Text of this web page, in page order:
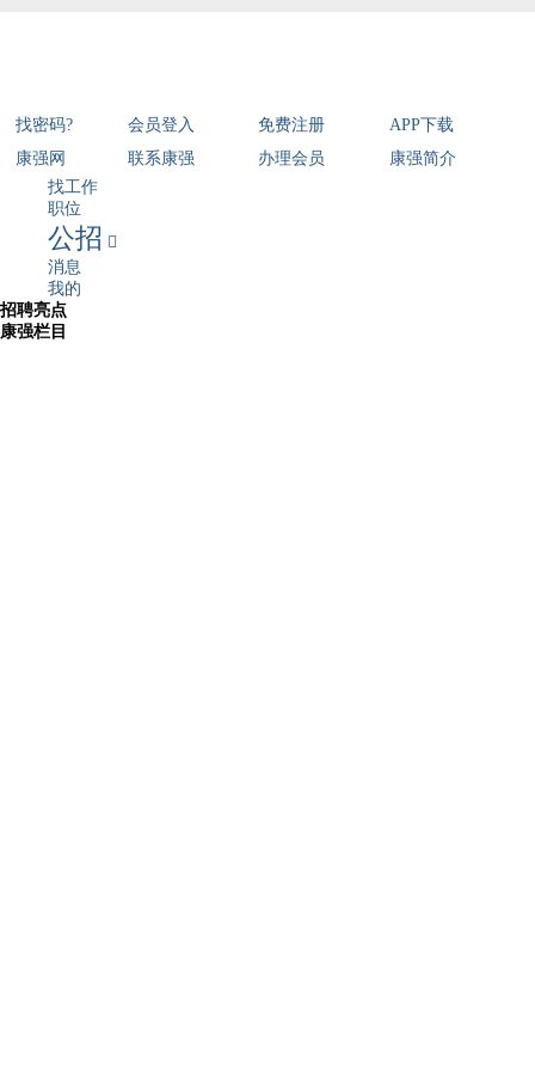
找密码? 会员登入 免费注册
APP下载
康强网
联系康强 办理会员
康强简介
找工作
职位
公招 
消息
我的
招聘亮点
康强栏目